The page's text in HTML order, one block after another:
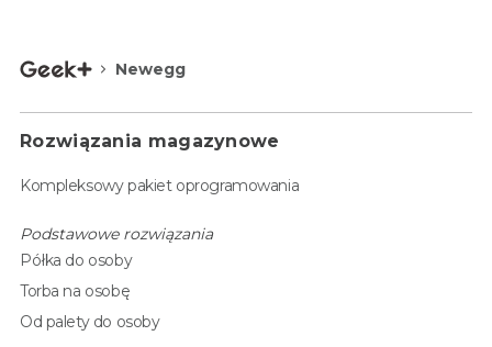
Newegg
Rozwiązania magazynowe
Kompleksowy pakiet oprogramowania
Podstawowe rozwiązania
Półka do osoby
Torba na osobę
Od palety do osoby